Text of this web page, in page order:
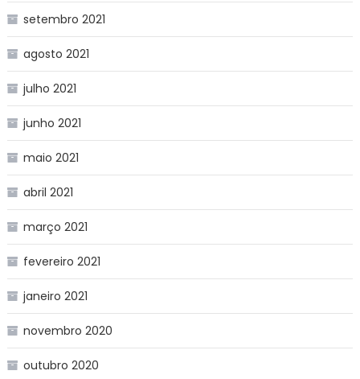
setembro 2021
agosto 2021
julho 2021
junho 2021
maio 2021
abril 2021
março 2021
fevereiro 2021
janeiro 2021
novembro 2020
outubro 2020